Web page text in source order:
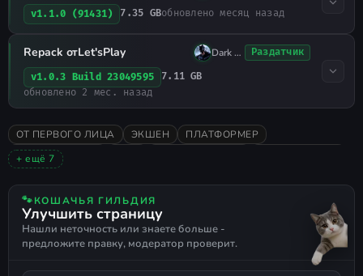
v1.1.0 (91431) 7.35 GBобновлено месяц назад
Repack отLet'sРlay Dark KnightРаздатчик
v1.0.3 Build 23049595
7.11 GB
обновлено 2 мес. назад
ОТ ПЕРВОГО ЛИЦА ЭКШЕН
ПЛАТФОРМЕР
ГОЛОВОЛОМКИ
ЭМОЦИОНАЛЬНАЯ
РУССКИЙ ЯЗЫК
ПОДДЕРЖКА ГЕЙМПАДА
+ ещё 7
🐾КОШАЧЬЯ ГИЛЬДИЯ
Улучшить страницу
Нашли неточность или знаете больше -
предложите правку, модератор проверит.